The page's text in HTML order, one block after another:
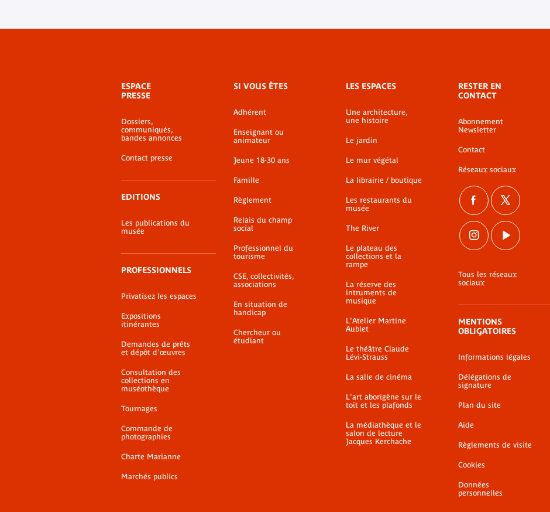
de
bas-
page
ESPACE
PRESSE
Dossiers,
communiqués,
bandes annonces
Contact presse
EDITIONS
Les publications du
musée
PROFESSIONNELS
Privatisez les espaces
Expositions
itinérantes
Demandes de prêts
et dépôt d'œuvres
Consultation des
collections en
muséothèque
Tournages
Commande de
photographies
Charte Marianne
Marchés publics
SI VOUS ÊTES
Adhérent
Enseignant ou
animateur
Jeune 18-30 ans
Famille
Règlement
Relais du champ
social
Professionnel du
tourisme
CSE, collectivités,
associations
En situation de
handicap
Chercheur ou
étudiant
LES ESPACES
Une architecture,
une histoire
Le jardin
Le mur végétal
La librairie / boutique
Les restaurants du
musée
The River
Le plateau des
collections et la
rampe
La réserve des
intruments de
musique
L'Atelier Martine
Aublet
Le théâtre Claude
Lévi-Strauss
La salle de cinéma
L'art aborigène sur le
toit et les plafonds
La médiathèque et le
salon de lecture
Jacques Kerchache
RESTER EN
CONTACT
Abonnement
Newsletter
Contact
Réseaux sociaux
Tous les réseaux
sociaux
MENTIONS
OBLIGATOIRES
Informations légales
Délégations de
signature
Plan du site
Aide
Règlements de visite
Cookies
Données
personnelles